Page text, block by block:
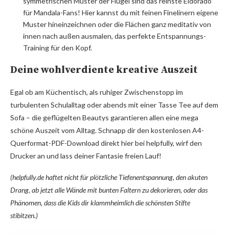
für Mandala-Fans! Hier kannst du mit feinen Finelinern eigene
Muster hineinzeichnen oder die Flächen ganz meditativ von
innen nach außen ausmalen, das perfekte Entspannungs-
Training für den Kopf.
Deine wohlverdiente kreative Auszeit
Egal ob am Küchentisch, als ruhiger Zwischenstopp im
turbulenten Schulalltag oder abends mit einer Tasse Tee auf dem
Sofa – die geflügelten Beautys garantieren allen eine mega
schöne Auszeit vom Alltag. Schnapp dir den kostenlosen A4-
Querformat-PDF-Download direkt hier bei helpfully, wirf den
Drucker an und lass deiner Fantasie freien Lauf!
(helpfully.de haftet nicht für plötzliche Tiefenentspannung, den akuten
Drang, ab jetzt alle Wände mit bunten Faltern zu dekorieren, oder das
Phänomen, dass die Kids dir klammheimlich die schönsten Stifte
stibitzen.)